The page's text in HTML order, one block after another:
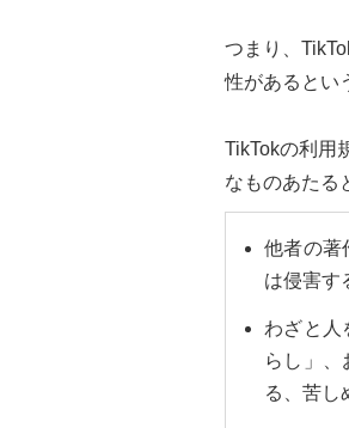
つまり、
性があるとい
TikTokの利用
なものあたる
他者の著
は侵害す
わざと人
らし」
る、苦し